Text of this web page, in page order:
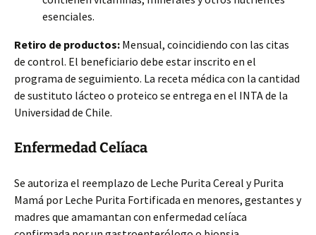
esenciales.
Retiro de productos: Mensual, coincidiendo con las citas
de control. El beneficiario debe estar inscrito en el
programa de seguimiento. La receta médica con la cantidad
de sustituto lácteo o proteico se entrega en el INTA de la
Universidad de Chile.
Enfermedad Celíaca
Se autoriza el reemplazo de Leche Purita Cereal y Purita
Mamá por Leche Purita Fortificada en menores, gestantes y
madres que amamantan con enfermedad celíaca